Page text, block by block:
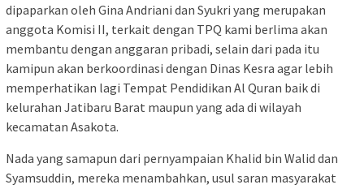
dipaparkan oleh Gina Andriani dan Syukri yang merupakan
anggota Komisi II, terkait dengan TPQ kami berlima akan
membantu dengan anggaran pribadi, selain dari pada itu
kamipun akan berkoordinasi dengan Dinas Kesra agar lebih
memperhatikan lagi Tempat Pendidikan Al Quran baik di
kelurahan Jatibaru Barat maupun yang ada di wilayah
kecamatan Asakota.
Nada yang samapun dari pernyampaian Khalid bin Walid dan
Syamsuddin, mereka menambahkan, usul saran masyarakat